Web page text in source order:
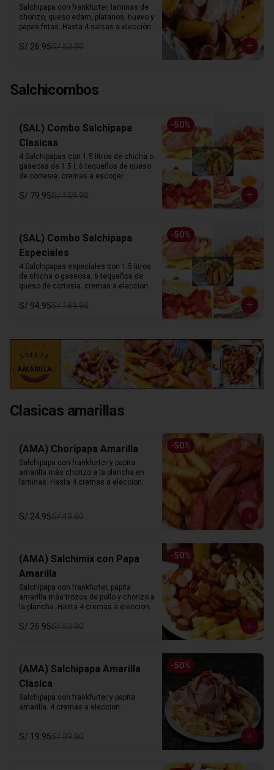
Salchipapa con frankfurter, laminas de
chorizo, queso edam, platanos, huevo y
papas fritas. Hasta 4 salsas a elección.
S/ 26.95S/ 53.90
Salchicombos
-50%
(SAL) Combo Salchipapa
Clasicas
4 Salchipapas con 1.5 litros de chicha o
gaseosa de 1.5 l, 6 tequeños de queso
de cortesia. cremas a escoger.
S/ 79.95S/ 159.90
-50%
(SAL) Combo Salchipapa
Especiales
4 Salchipapas especiales con 1.5 litros
de chicha o gaseosa. 6 tequeños de
queso de cortesia. cremas a eleccion.
S/ 94.95S/ 189.90
Clasicas amarillas
-50%
(AMA) Choripapa Amarilla
Salchipapa con frankfurter y papita
amarilla más chorizo a la plancha en
laminas. Hasta 4 cremas a eleccion.
S/ 24.95S/ 49.90
-50%
(AMA) Salchimix con Papa
Amarilla
Salchipapa con frankfurter, papita
amarilla más trozos de pollo y chorizo a
la plancha. Hasta 4 cremas a eleccion.
S/ 26.95S/ 53.90
-50%
(AMA) Salchipapa Amarilla
Clasica
Salchipapa con frankfurter y papita
amarilla. 4 cremas a eleccion.
S/ 19.95S/ 39.90